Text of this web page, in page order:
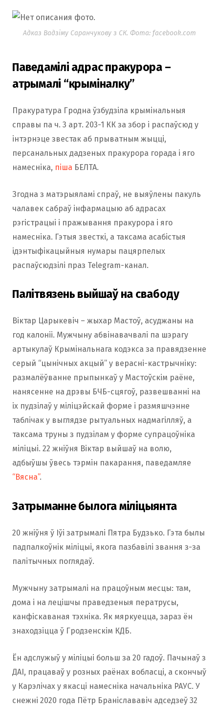
Адказ Вадзіму Саранчукову з СК. Фота: facebook.com
Паведамілі адрас пракурора –
атрымалі “крыміналку”
Пракуратура Гродна ўзбудзіла крымінальныя
справы па ч. 3 арт. 203-1 КК за збор і распаўсюд у
інтэрнэце звестак аб прыватным жыцці,
персанальных дадзеных пракурора горада і яго
намесніка, піша БЕЛТА.
Згодна з матэрыяламі спраў, не выяўлены пакуль
чалавек сабраў інфармацыю аб адрасах
рэгістрацыі і пражывання пракурора і яго
намесніка. Гэтыя звесткі, а таксама асабістыя
ідэнтыфікацыйныя нумары пацярпелых
распаўсюдзілі праз Telegram-канал.
Палітвязень выйшаў на свабоду
Віктар Царыкевіч – жыхар Мастоў, асуджаны на
год калоніі. Мужчыну абвінавачвалі па шэрагу
артыкулаў Крымінальнага кодэкса за правядзенне
серый “цынічных акцый” у верасні-кастрычніку:
размалёўванне прыпынкаў у Мастоўскім раёне,
нанясенне на дрэвы БЧБ-сцягоў, развешванні на
іх пудзілаў у міліцэйскай форме і размяшчэнне
таблічак у выглядзе рытуальных надмагілляў, а
таксама труны з пудзілам у форме супрацоўніка
міліцыі. 22 жніўня Віктар выйшаў на волю,
адбыўшы ўвесь тэрмін пакарання, паведамляе
“Вясна”.
Затрыманне былога міліцыянта
20 жніўня ў Іўі затрымалі Пятра Будзько. Гэта былы
падпалкоўнік міліцыі, якога пазбавілі звання з-за
палітычных поглядаў.
Мужчыну затрымалі на працоўным месцы: там,
дома і на лецішчы праведзеныя ператрусы,
канфіскаваная тэхніка. Як мяркуецца, зараз ён
знаходзіцца ў Гродзенскім КДБ.
Ён адслужыў у міліцыі больш за 20 гадоў. Пачынаў з
ДАІ, працаваў у розных раёнах вобласці, а скончыў
у Карэлічах у якасці намесніка начальніка РАУС. У
снежні 2020 года Пётр Браніслававіч адседзеў 32